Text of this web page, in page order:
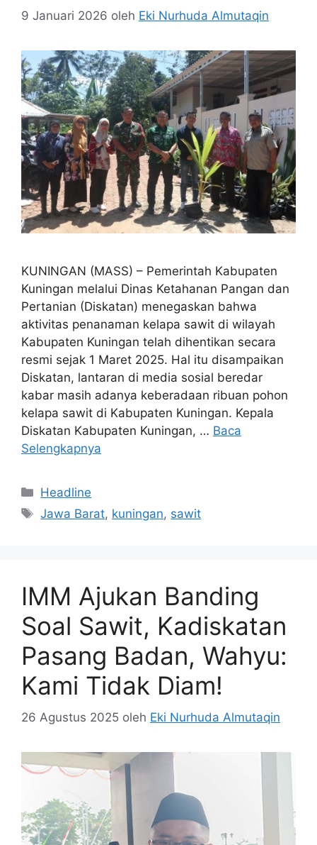
9 Januari 2026 oleh Eki Nurhuda Almutaqin
KUNINGAN (MASS) – Pemerintah Kabupaten
Kuningan melalui Dinas Ketahanan Pangan dan
Pertanian (Diskatan) menegaskan bahwa
aktivitas penanaman kelapa sawit di wilayah
Kabupaten Kuningan telah dihentikan secara
resmi sejak 1 Maret 2025. Hal itu disampaikan
Diskatan, lantaran di media sosial beredar
kabar masih adanya keberadaan ribuan pohon
kelapa sawit di Kabupaten Kuningan. Kepala
Diskatan Kabupaten Kuningan, … Baca
Selengkapnya
Kategori
Headline
Tag
Jawa Barat, kuningan, sawit
IMM Ajukan Banding
Soal Sawit, Kadiskatan
Pasang Badan, Wahyu:
Kami Tidak Diam!
26 Agustus 2025 oleh Eki Nurhuda Almutaqin